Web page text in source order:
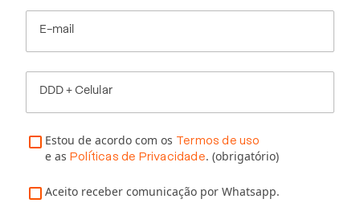
E-mail
DDD + Celular
Estou de acordo com os Termos de uso
e as Políticas de Privacidade. (obrigatório)
Aceito receber comunicação por Whatsapp.